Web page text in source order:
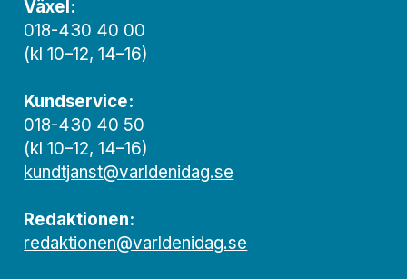
Växel:
018-430 40 00
(kl 10–12, 14–16)
Kundservice:
018-430 40 50
(kl 10–12, 14–16)
kundtjanst@varldenidag.se
Redaktionen:
redaktionen@varldenidag.se